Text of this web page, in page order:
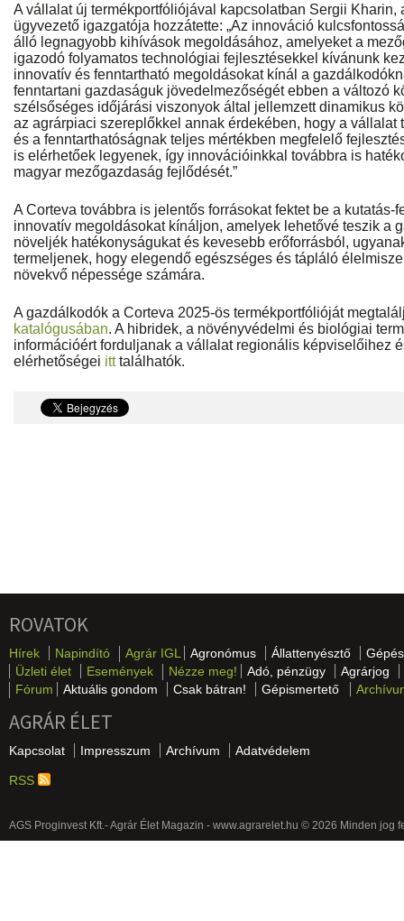
A vállalat új termékportfóliójával kapcsolatban Sergii Kharin,
ügyvezető igazgatója hozzátette: „Az innováció
álló legnagyobb kihívások megoldásához, amelyeket a
igazodó folyamatos technológiai fejlesztésekkel kívánunk
innovatív és fenntartható megoldásokat kínál a
fenntartani gazdaságuk jövedelmezőségét ebben a változó
szélsőséges időjárási viszonyok által jellemzett dinamikus
az agrárpiaci szereplőkkel annak érdekében, hogy a vállalat
és a fenntarthatóságnak teljes mértékben megfelelő
is elérhetőek legyenek, így innovációinkkal továbbra is
magyar mezőgazdaság fejlődését.”
A Corteva továbbra is jelentős forrásokat fektet be a kutatás-
innovatív megoldásokat kínáljon, amelyek lehetővé teszik a
növeljék hatékonyságukat és kevesebb erőforrásból,
termeljenek, hogy elegendő egészséges és tápláló
növekvő népessége számára.
A gazdálkodók a Corteva 2025-ös termékportfólióját
katalógusában. A hibridek, a növényvédelmi és biológiai
információért forduljanak a vállalat regionális képviselőihez
elérhetőségei itttalálhatók.
ROVATOK
Hírek Napindító Agrár IGL Agronómus Állattenyésztő
Üzleti élet
Események Nézze meg! Adó, pénzügy
Agrárjog
Fórum
Aktuális gondom Csak bátran! Gépismertető
AGRÁR ÉLET
Kapcsolat Impresszum Archívum Adatvédelem
RSS
AGS Proginvest Kft.- Agrár Élet Magazin - www.agrarelet.hu © 2026 Minden jog